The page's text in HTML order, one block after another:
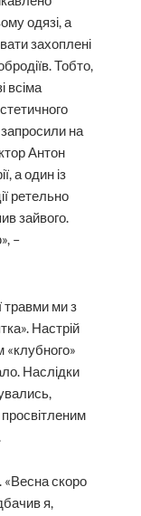
одязі, а
захоплені
Тобто,
всіма
на
Антон
а один із
ретельно
зайвого.
–
травми ми з
Настрій
«клубного»
Наслідки
«Весна скоро
я,